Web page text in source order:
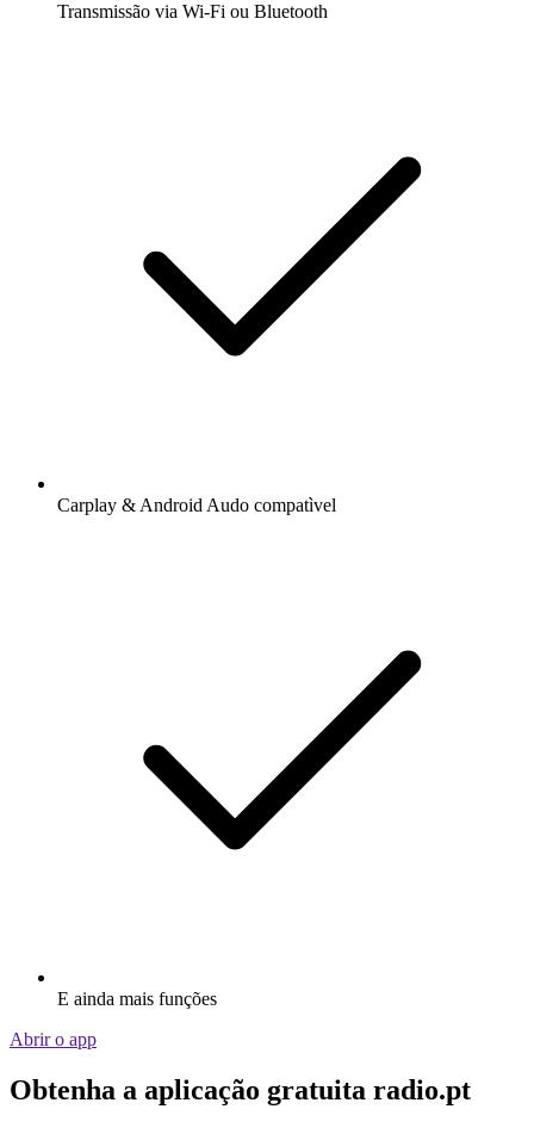
Transmissão via Wi-Fi ou Bluetooth
Carplay & Android Audo compatìvel
E ainda mais funções
Abrir o app
Obtenha a aplicação gratuita radio.pt